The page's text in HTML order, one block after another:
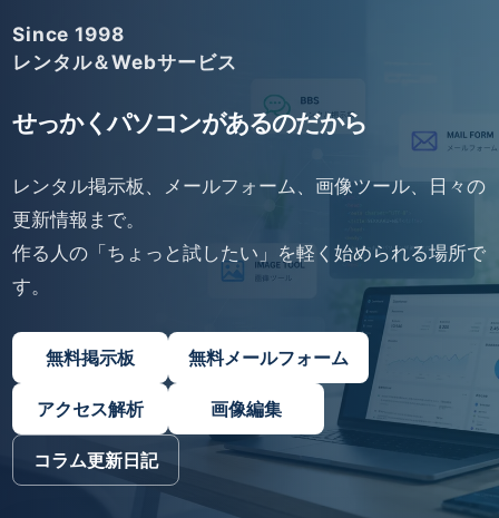
Since 1998
レンタル＆Webサービス
せっかくパソコンがあるのだから
レンタル掲示板、メールフォーム、画像ツール、日々の
更新情報まで。
作る人の「ちょっと試したい」を軽く始められる場所で
す。
無料掲示板 無料メールフォーム
アクセス解析 画像編集
コラム更新日記